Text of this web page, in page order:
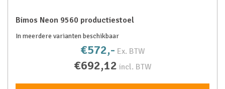
Bimos Neon 9560 productiestoel
In meerdere varianten beschikbaar
€572,- Ex. BTW
€692,12 incl. BTW